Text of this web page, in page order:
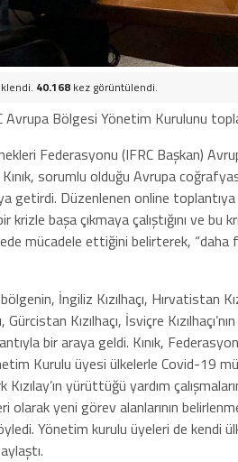
40.168 kez görüntülendi.
Avrupa Bölgesi Yönetim Kurulunu
Federasyonu (IFRC Başkan)
Kınık, sorumlu olduğu Avrupa
getirdi. Düzenlenen online toplantıya
krizle başa çıkmaya çalıştığını ve
mücadele ettiğini belirterek, “daha
İngiliz Kızılhaçı, Hırvatistan
Gürcistan Kızılhaçı, İsviçre
bir araya geldi. Kınık,
Kurulu üyesi ülkelerle Covid-19
yürüttüğü yardım
olarak yeni görev alanlarının
Yönetim kurulu üyeleri de kendi